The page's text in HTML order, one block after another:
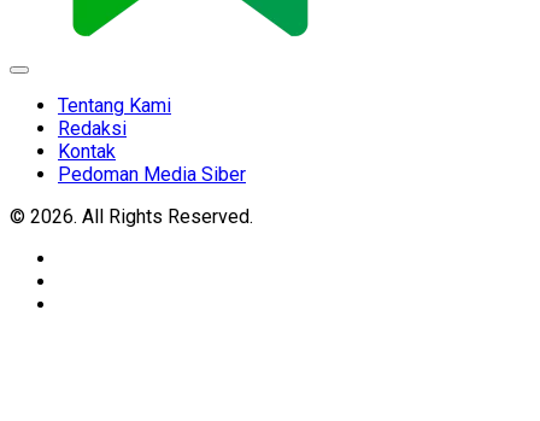
Expand
Tentang Kami
Redaksi
Kontak
Pedoman Media Siber
© 2026. All Rights Reserved.